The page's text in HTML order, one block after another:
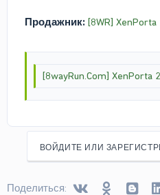
Продажник: [8WR] XenPorta
[8wayRun.Com] XenPorta
ВОЙДИТЕ ИЛИ
Поделиться: Vkontakte